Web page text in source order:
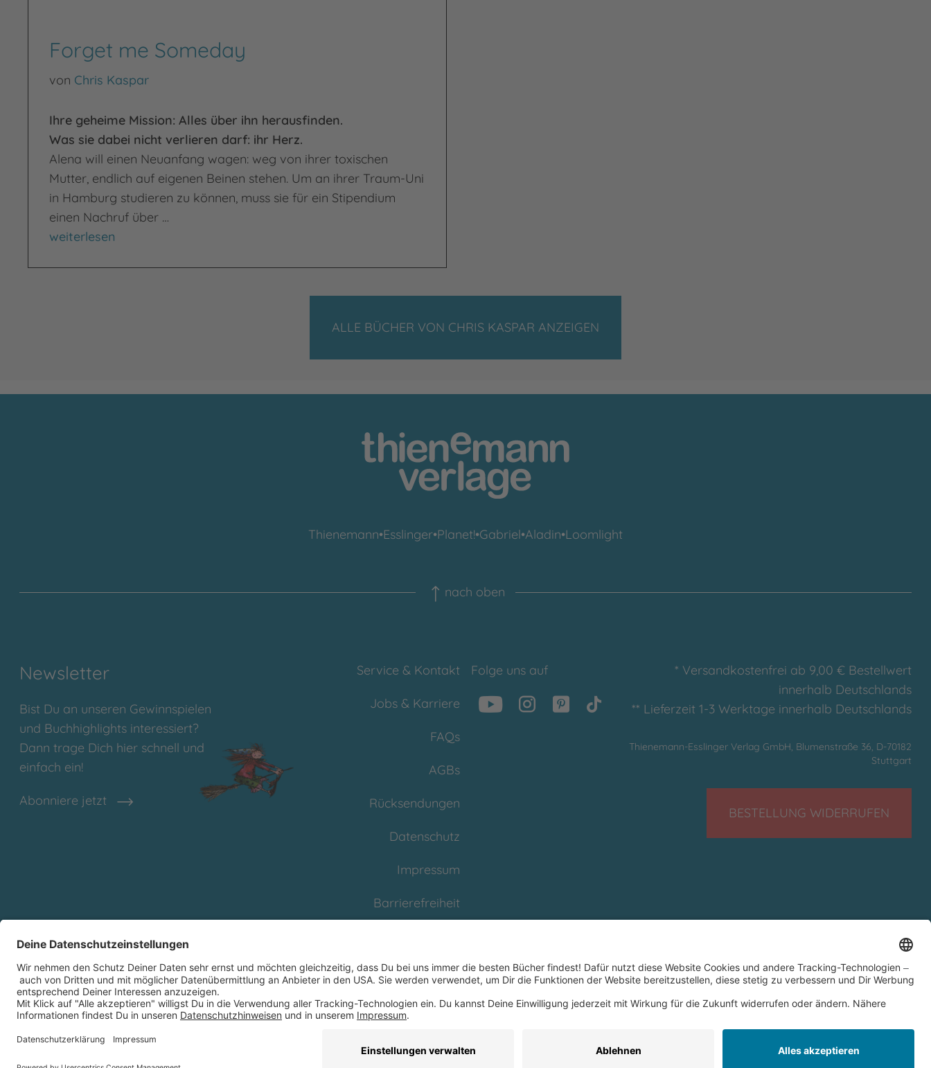
Forget me Someday
von Chris Kaspar
Ihre geheime Mission: Alles über ihn herausfinden.
Was sie dabei nicht verlieren darf: ihr Herz.
Alena will einen Neuanfang wagen: weg von ihrer toxischen
Mutter, endlich auf eigenen Beinen stehen. Um an ihrer Traum-Uni
in Hamburg studieren zu können, muss sie für ein Stipendium
einen Nachruf über …
Forget me Someday
weiterlesen
ALLE BÜCHER VON CHRIS KASPAR ANZEIGEN
Thienemann•Esslinger•Planet!•Gabriel•Aladin•Loomlight
nach oben
Newsletter
Bist Du an unseren Gewinnspielen
und Buchhighlights interessiert?
Dann trage Dich hier schnell und
einfach ein!
Abonniere jetzt
Service & Kontakt
Jobs & Karriere
FAQs
AGBs
Rücksendungen
Datenschutz
Impressum
Barrierefreiheit
Partnerprogramm
(Affiliate)
Folge uns auf
* Versandkostenfrei ab 9,00 € Bestellwert
innerhalb Deutschlands
** Lieferzeit 1-3 Werktage innerhalb Deutschlands
Thienemann-Esslinger Verlag GmbH, Blumenstraße 36, D-70182
Stuttgart
BESTELLUNG WIDERRUFEN